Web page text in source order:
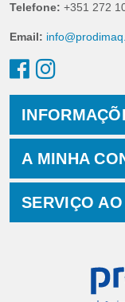
Telefone: +351 272
Email:
A MINHA
SERVIÇO